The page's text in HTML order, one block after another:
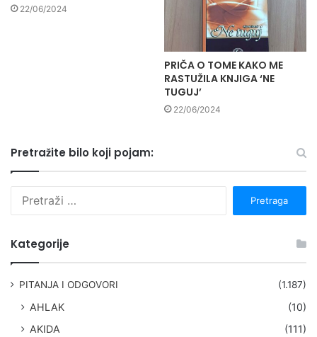
22/06/2024
PRIČA O TOME KAKO ME
RASTUŽILA KNJIGA ‘NE
TUGUJ’
22/06/2024
Pretražite bilo koji pojam:
Kategorije
PITANJA I ODGOVORI (1.187)
AHLAK
(10)
AKIDA
(111)